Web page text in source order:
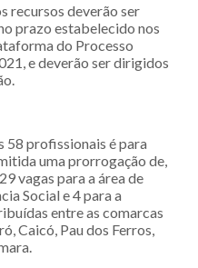
recursos deverão ser
prazo estabelecido nos
do Processo
e deverão ser dirigidos
profissionais é para
uma prorrogação de,
vagas para a área de
Social e 4 para a
entre as comarcas
Caicó, Pau dos Ferros,